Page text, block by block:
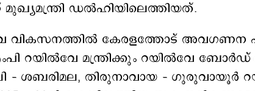
ഡല്‍ഹിയിലെത്തിയത്.
വികസനത്തില്‍ കേരളത്തോട് അവഗണന
റയില്‍വേ മന്ത്രിക്കും റയില്‍വേ
– ശബരിമല, തിരുനാവായ – ഗുരുവായൂര്‍